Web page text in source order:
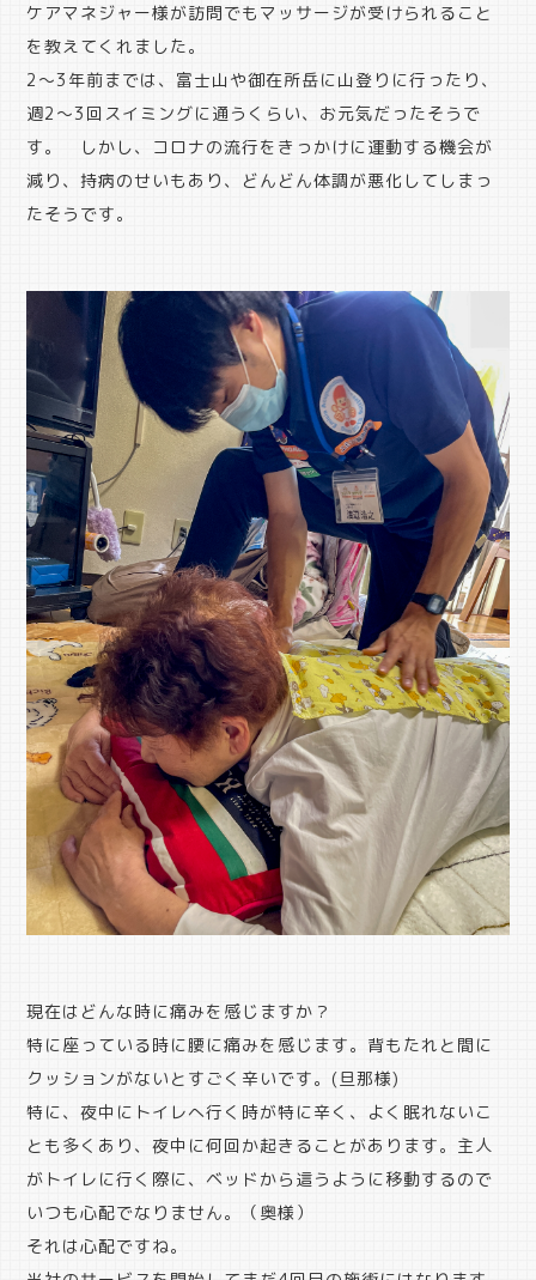
ケアマネジャー様が訪問でもマッサージが受けられること
を教えてくれました。
2～3年前までは、富士山や御在所岳に山登りに行ったり、
週2～3回スイミングに通うくらい、お元気だったそうで
す。 しかし、コロナの流行をきっかけに運動する機会が
減り、持病のせいもあり、どんどん体調が悪化してしまっ
たそうです。
現在はどんな時に痛みを感じますか？
特に座っている時に腰に痛みを感じます。背もたれと間に
クッションがないとすごく辛いです。(旦那様)
特に、夜中にトイレへ行く時が特に辛く、よく眠れないこ
とも多くあり、夜中に何回か起きることがあります。主人
がトイレに行く際に、ベッドから這うように移動するので
いつも心配でなりません。（奥様）
それは心配ですね。